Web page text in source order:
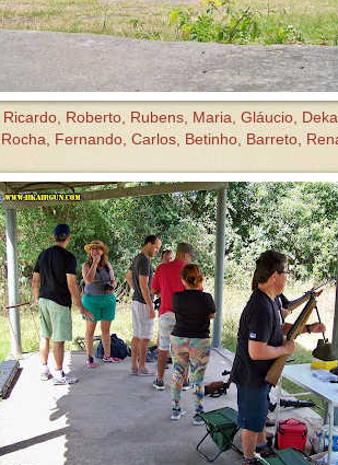
Roberto, Rubens, Maria, Gláucio,
Rocha, Fernando, Carlos, Betinho, Barreto,